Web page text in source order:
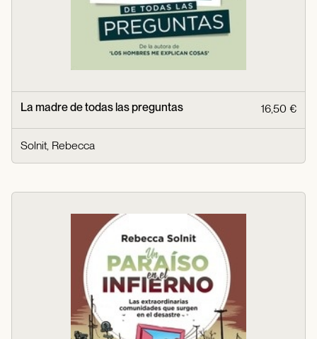
La madre de todas las preguntas 16,50 €
Solnit, Rebecca